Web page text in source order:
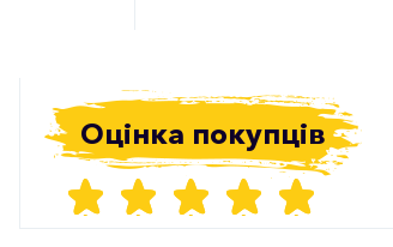
Оцінка покупців